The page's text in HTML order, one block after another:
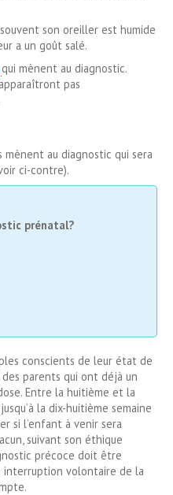
son oreiller est humide
a un goût salé.
qui mènent au diagnostic.
pas
mènent au diagnostic qui sera
ci-contre).
prénatal?
conscients de leur état de
parents qui ont déjà un
Entre la huitième et la
la dix-huitième semaine
si l’enfant à venir sera
suivant son éthique
précoce doit être
interruption volontaire de la